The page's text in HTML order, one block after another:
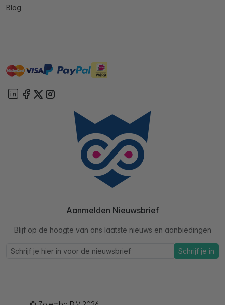
Blog
mastervisa paypal ideal
Aanmelden Nieuwsbrief
Blijf op de hoogte van ons laatste nieuws en aanbiedingen
Schrijf je in